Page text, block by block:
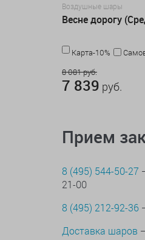
Воздушные шары
Весне дорогу
Карта-10%
8 081 руб.
7 839 руб.
Прием
8 (495) 544-50-27
21-00
8 (495) 212-92-36
Доставка шаров